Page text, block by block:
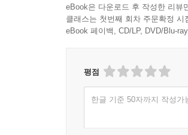
eBook은 다운로드 후 작성한 리뷰
클래스는 첫번째 회차 주문확정
eBook 페이백, CD/LP, DVD/Blu-
평점
한글 기준 50자까지 작성가